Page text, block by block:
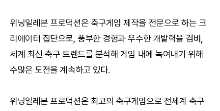
위닝일레븐 프로덕션은 축구게임 제작을 전문으로 하는 크
리에이터 집단으로, 풍부한 경험과 우수한 개발력을 겸비,
세계 최신 축구 트렌드를 분석해 게임 내에 녹여내기 위해
수많은 도전을 계속하고 있다.
위닝일레븐 프로덕션은 최고의 축구게임으로 전세계 축구